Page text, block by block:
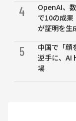
4
OpenAI、
で10の成
が証明を生
5
中国で「
逆手に、AI
場